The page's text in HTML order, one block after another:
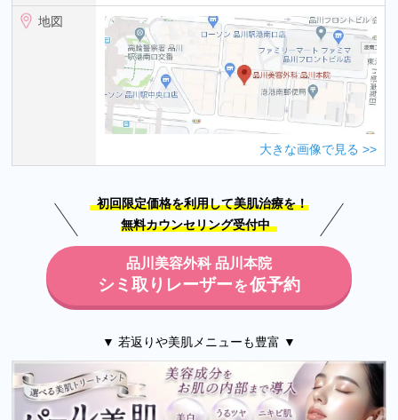
地図
大きな画像で見る
初回限定価格を利用して美肌治療を！
無料カウンセリング受付中
品川美容外科 品川本院
シミ取りレーザーを仮予約
▼ 若返りや美肌メニューも豊富 ▼